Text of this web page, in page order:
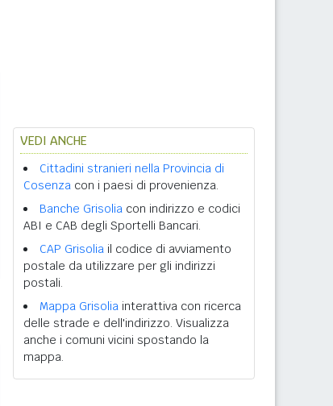
VEDI ANCHE
Cittadini stranieri nella Provincia di
Cosenza con i paesi di provenienza.
Banche Grisolia con indirizzo e codici
ABI e CAB degli Sportelli Bancari.
CAP Grisolia il codice di avviamento
postale da utilizzare per gli indirizzi
postali.
Mappa Grisolia interattiva con ricerca
delle strade e dell'indirizzo. Visualizza
anche i comuni vicini spostando la
mappa.